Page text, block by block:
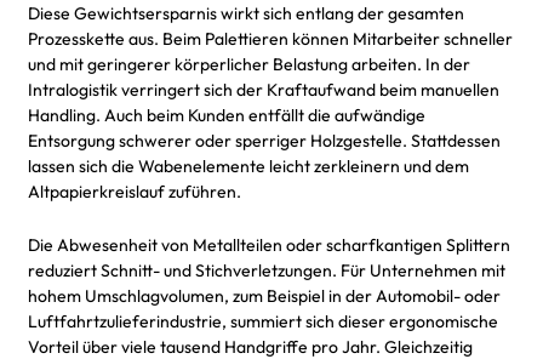
Diese Gewichtsersparnis wirkt sich entlang der gesamten
Prozesskette aus. Beim Palettieren können Mitarbeiter schneller
und mit geringerer körperlicher Belastung arbeiten. In der
Intralogistik verringert sich der Kraftaufwand beim manuellen
Handling. Auch beim Kunden entfällt die aufwändige
Entsorgung schwerer oder sperriger Holzgestelle. Stattdessen
lassen sich die Wabenelemente leicht zerkleinern und dem
Altpapierkreislauf zuführen.
Die Abwesenheit von Metallteilen oder scharfkantigen Splittern
reduziert Schnitt- und Stichverletzungen. Für Unternehmen mit
hohem Umschlagvolumen, zum Beispiel in der Automobil- oder
Luftfahrtzulieferindustrie, summiert sich dieser ergonomische
Vorteil über viele tausend Handgriffe pro Jahr. Gleichzeitig